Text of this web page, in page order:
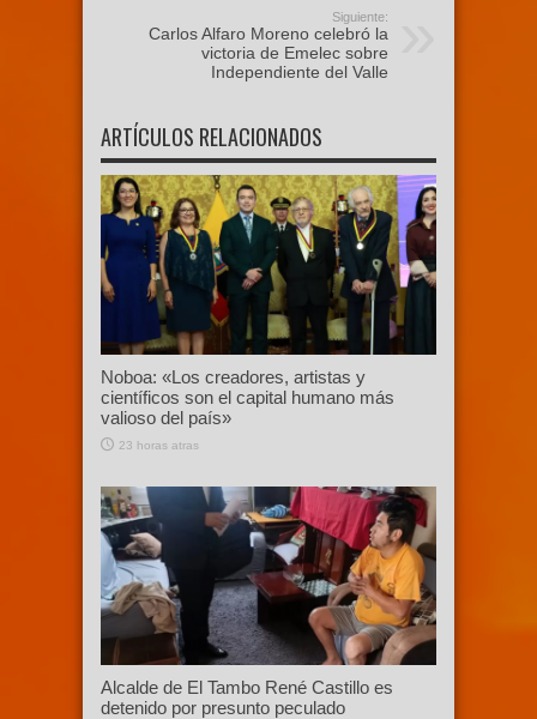
Siguiente:
Carlos Alfaro Moreno celebró la
victoria de Emelec sobre
Independiente del Valle
ARTÍCULOS RELACIONADOS
Noboa: «Los creadores, artistas y
científicos son el capital humano más
valioso del país»
23 horas atras
Alcalde de El Tambo René Castillo es
detenido por presunto peculado